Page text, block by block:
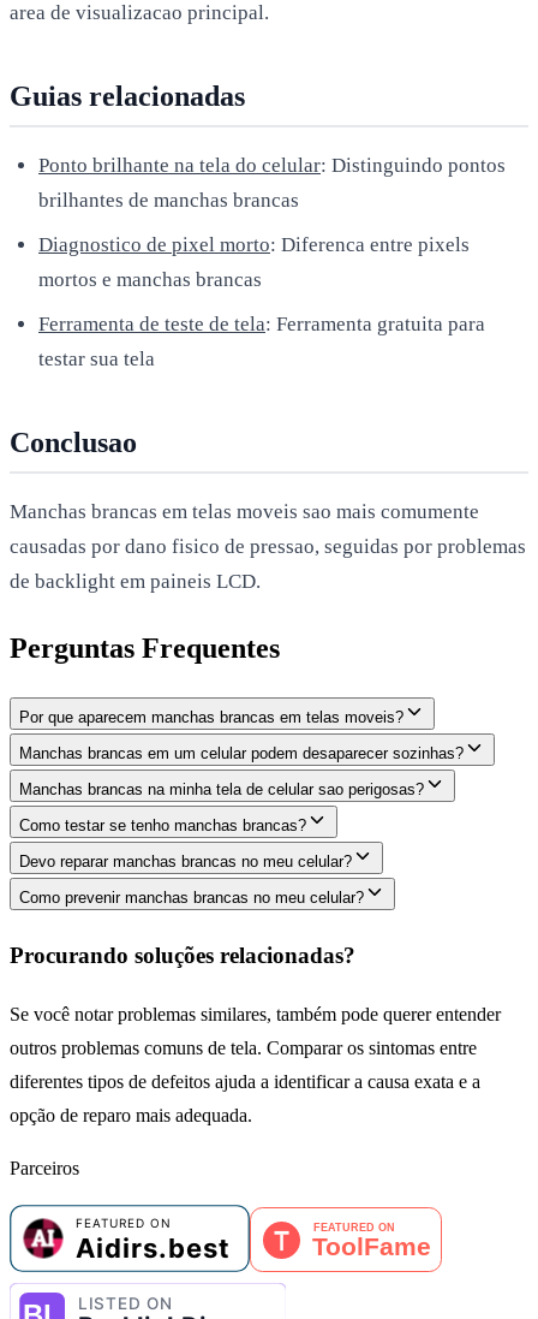
area de visualizacao principal.
Guias relacionadas
Ponto brilhante na tela do celular: Distinguindo pontos
brilhantes de manchas brancas
Diagnostico de pixel morto: Diferenca entre pixels
mortos e manchas brancas
Ferramenta de teste de tela: Ferramenta gratuita para
testar sua tela
Conclusao
Manchas brancas em telas moveis sao mais comumente
causadas por dano fisico de pressao, seguidas por problemas
de backlight em paineis LCD.
Perguntas Frequentes
Por que aparecem manchas brancas em telas moveis?
Manchas brancas em um celular podem desaparecer sozinhas?
Manchas brancas na minha tela de celular sao perigosas?
Como testar se tenho manchas brancas?
Devo reparar manchas brancas no meu celular?
Como prevenir manchas brancas no meu celular?
Procurando soluções relacionadas?
Se você notar problemas similares, também pode querer entender
outros problemas comuns de tela. Comparar os sintomas entre
diferentes tipos de defeitos ajuda a identificar a causa exata e a
opção de reparo mais adequada.
Parceiros